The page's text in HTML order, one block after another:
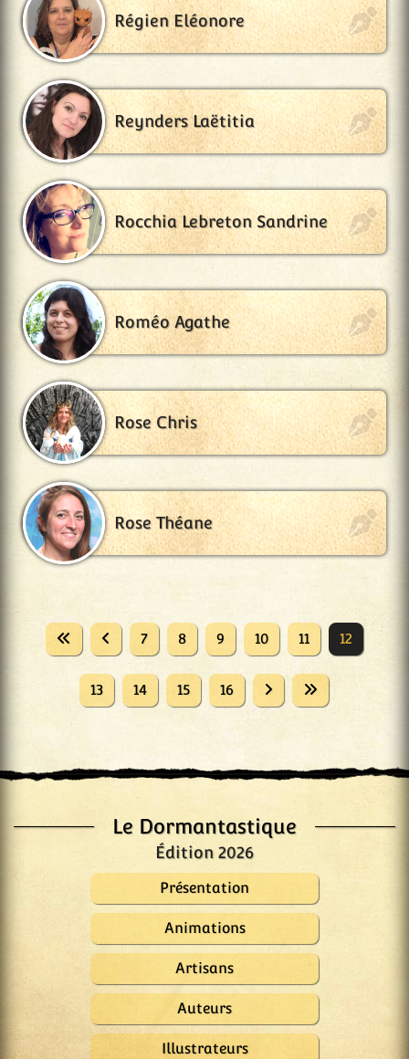
Le Dormantastique
Édition 2026
Présentation
Animations
Artisans
Auteurs
Illustrateurs
Régien Eléonore
Reynders Laëtitia
Rocchia Lebreton Sandrine
Roméo Agathe
Rose Chris
Rose Théane
7 8 9 10 11 12
13 14 15 16